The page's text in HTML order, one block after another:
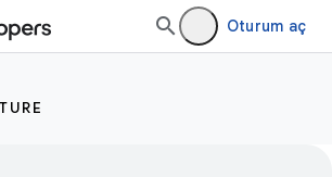
Oturum aç